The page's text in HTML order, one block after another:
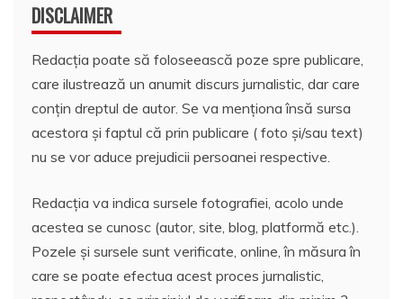
DISCLAIMER
Redacția poate să foloseească poze spre publicare,
care ilustrează un anumit discurs jurnalistic, dar care
conțin dreptul de autor. Se va menționa însă sursa
acestora și faptul că prin publicare ( foto și/sau text)
nu se vor aduce prejudicii persoanei respective.
Redacția va indica sursele fotografiei, acolo unde
acestea se cunosc (autor, site, blog, platformă etc.).
Pozele și sursele sunt verificate, online, în măsura în
care se poate efectua acest proces jurnalistic,